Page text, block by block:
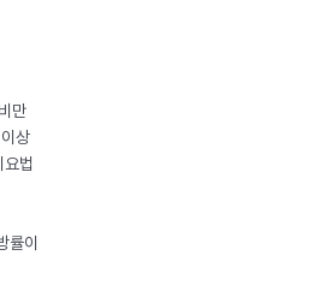
만
상
법
률이